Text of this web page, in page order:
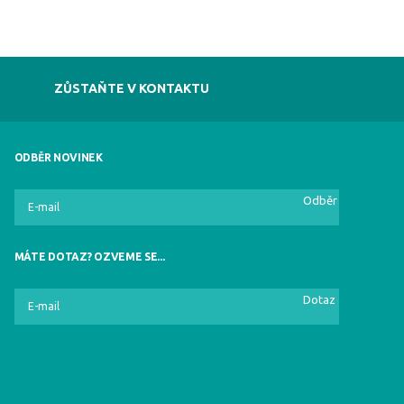
ZŮSTAŇTE V KONTAKTU
ODBĚR NOVINEK
Odběr
MÁTE DOTAZ? OZVEME SE...
Dotaz